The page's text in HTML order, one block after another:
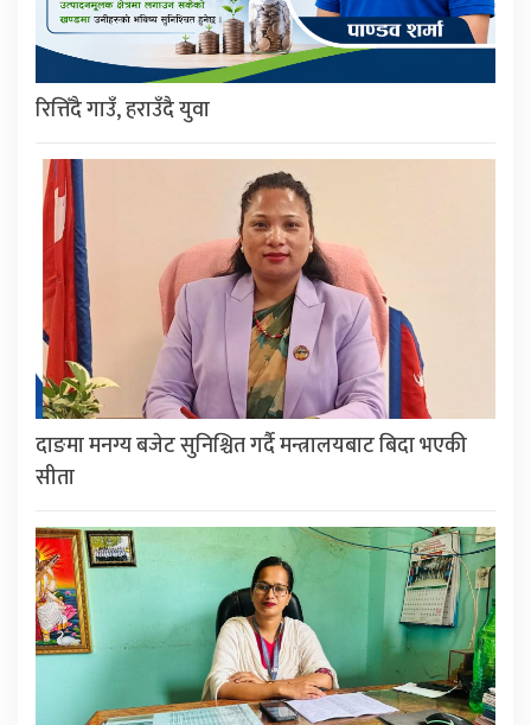
रित्तिँदै गाउँ, हराउँदै युवा
दाङमा मनग्य बजेट सुनिश्चित गर्दै मन्त्रालयबाट बिदा भएकी
सीता